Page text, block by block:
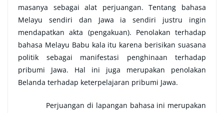
masanya sebagai alat perjuangan. Tentang bahasa
Melayu sendiri dan Jawa ia sendiri justru ingin
mendapatkan akta (pengakuan). Penolakan terhadap
bahasa Melayu Babu kala itu karena berisikan suasana
politik sebagai manifestasi penghinaan terhadap
pribumi Jawa. Hal ini juga merupakan penolakan
Belanda terhadap keterpelajaran pribumi Jawa.
Perjuangan di lapangan bahasa ini merupakan